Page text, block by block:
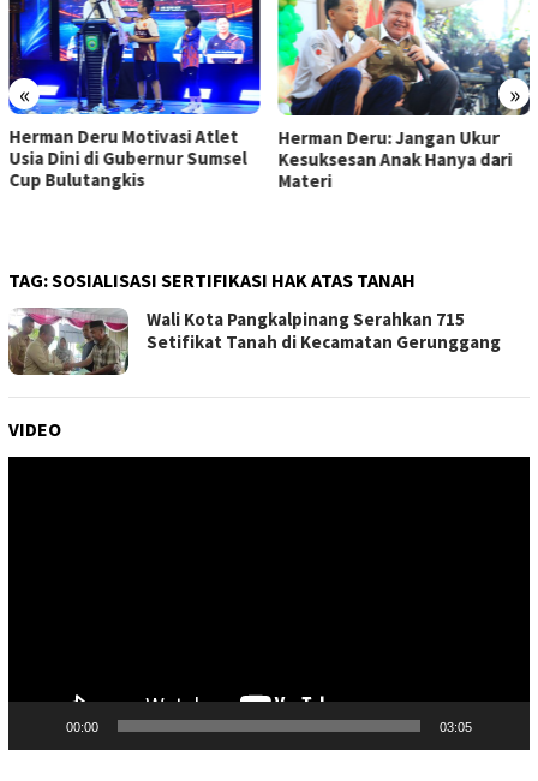
« »
Herman Deru Motivasi Atlet
Usia Dini di Gubernur Sumsel
Cup Bulutangkis
Herman Deru: Jangan Ukur
Kesuksesan Anak Hanya dari
Materi
TAG:SOSIALISASI SERTIFIKASI HAK ATAS TANAH
Wali Kota Pangkalpinang Serahkan 715
Setifikat Tanah di Kecamatan Gerunggang
VIDEO
00:00 03:05